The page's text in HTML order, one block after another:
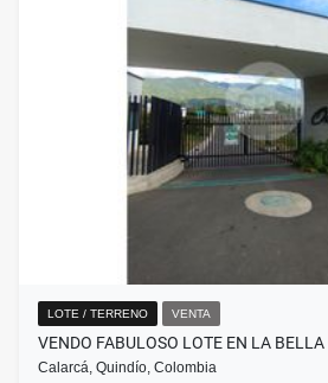
LOTE / TERRENO VENTA
VENDO FABULOSO LOTE EN LA
Calarcá, Quindío, Colombia